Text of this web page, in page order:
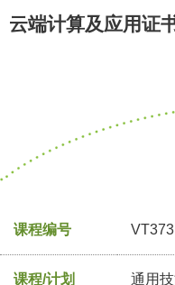
云端计算及应用证
课程编号
课程/计划 通用